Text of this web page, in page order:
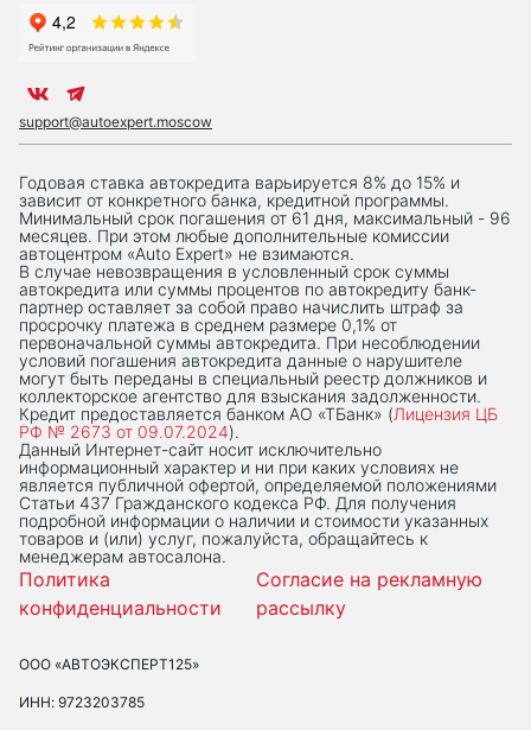
support@autoexpert.moscow
Годовая ставка автокредита варьируется 8% до 15% и
зависит от конкретного банка, кредитной программы.
Минимальный срок погашения от 61 дня, максимальный - 96
месяцев. При этом любые дополнительные комиссии
автоцентром «Auto Expert» не взимаются.
В случае невозвращения в условленный срок суммы
автокредита или суммы процентов по автокредиту банк-
партнер оставляет за собой право начислить штраф за
просрочку платежа в среднем размере 0,1% от
первоначальной суммы автокредита. При несоблюдении
условий погашения автокредита данные о нарушителе
могут быть переданы в специальный реестр должников и
коллекторское агентство для взыскания задолженности.
Кредит предоставляется банком АО «ТБанк» (Лицензия ЦБ
РФ № 2673 от 09.07.2024).
Данный Интернет-сaйт носит исключительно
информационный характер и ни при каких условиях не
является публичной офертой, определяемой положениями
Статьи 437 Гражданского кодекса РФ. Для получения
подробной информации о наличии и стоимости указанных
товаров и (или) услуг, пожалуйста, обращайтесь к
менеджерам автосалона.
Политика
конфиденциальности
Согласие на рекламную
рассылку
ООО «АВТОЭКСПЕРТ125»
ИНН: 9723203785